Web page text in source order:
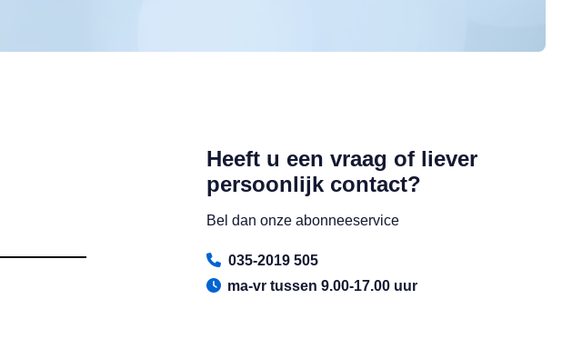
Heeft u een vraag of liever
persoonlijk contact?
Bel dan onze abonneeservice
035-2019 505
ma-vr tussen 9.00-17.00 uur